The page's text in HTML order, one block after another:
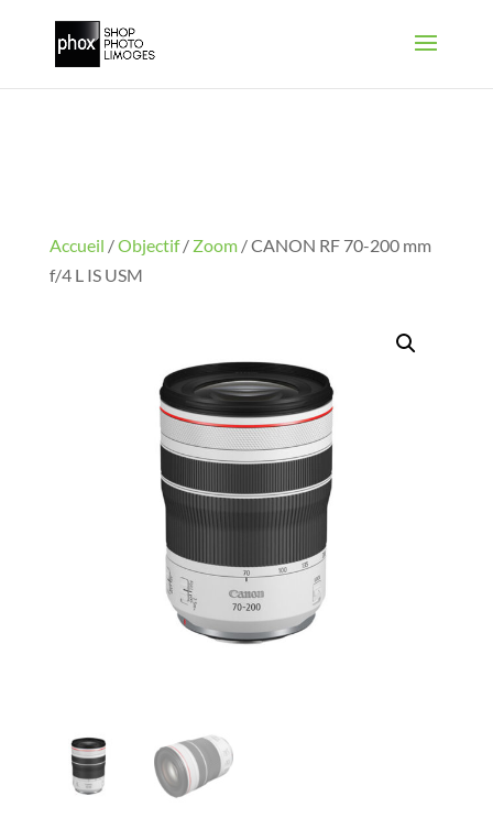
Accueil /Objectif/ Zoom/ CANON RF 70-200 mm
f/4 L IS USM